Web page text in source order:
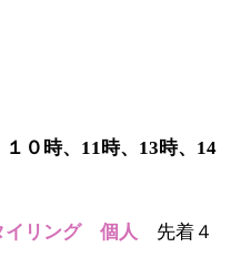
０時、11時、13時、14
リング 個人 先着４